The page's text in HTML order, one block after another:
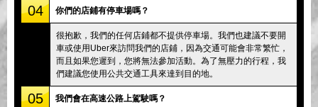
04 你們的店鋪有停車場嗎？
很抱歉，我們的任何店鋪都不提供停車場。我們也建議不要開
車或使用Uber來訪問我們的店鋪，因為交通可能會非常繁忙，
而且如果您遲到，您將無法參加活動。為了無壓力的行程，我
們建議您使用公共交通工具來達到目的地。
05 我們會在高速公路上駕駛嗎？